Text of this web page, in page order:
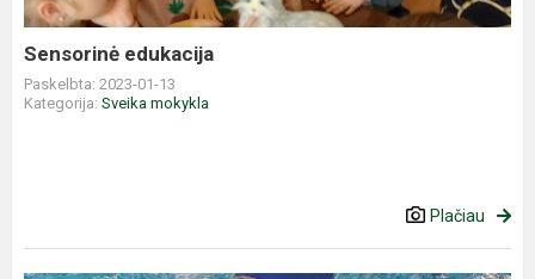
Sensorinė edukacija
Paskelbta: 2023-01-13
Kategorija: Sveika mokykla
Plačiau